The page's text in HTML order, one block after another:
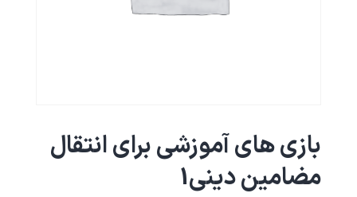
بازی های آموزشی برای انتقال
مضامین دینی1